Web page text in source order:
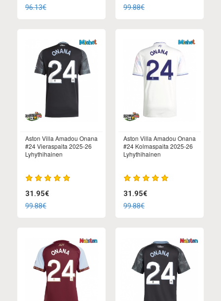
96.13€
99.88€
Aston Villa Amadou Onana
#24 Vieraspaita 2025-26
Lyhythihainen
31.95€
99.88€
Aston Villa Amadou Onana
#24 Kolmaspaita 2025-26
Lyhythihainen
31.95€
99.88€